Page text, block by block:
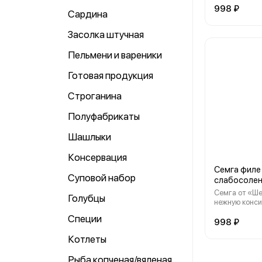
Сардина
Засолка штучная
Пельмени и вареники
Готовая продукция
Строганина
Полуфабрикаты
Шашлыки
Консервация
Суповой набор
Голубцы
Специи
Котлеты
Рыба копченая/вяленая
Пищевая
998 ₽
Семга филе
Семга от
нежную
для вашего
998 ₽